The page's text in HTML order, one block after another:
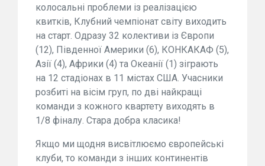
колосальні проблеми із реалізацією
квитків, Клубний чемпіонат світу виходить
на старт. Одразу 32 колективи із Європи
(12), Південної Америки (6), КОНКАКАФ (5),
Азії (4), Африки (4) та Океанії (1) зіграють
на 12 стадіонах в 11 містах США. Учасники
розбиті на вісім груп, по дві найкращі
команди з кожного квартету виходять в
1/8 фіналу. Стара добра класика!
Якщо ми щодня висвітлюємо європейські
клуби, то команди з інших континентів